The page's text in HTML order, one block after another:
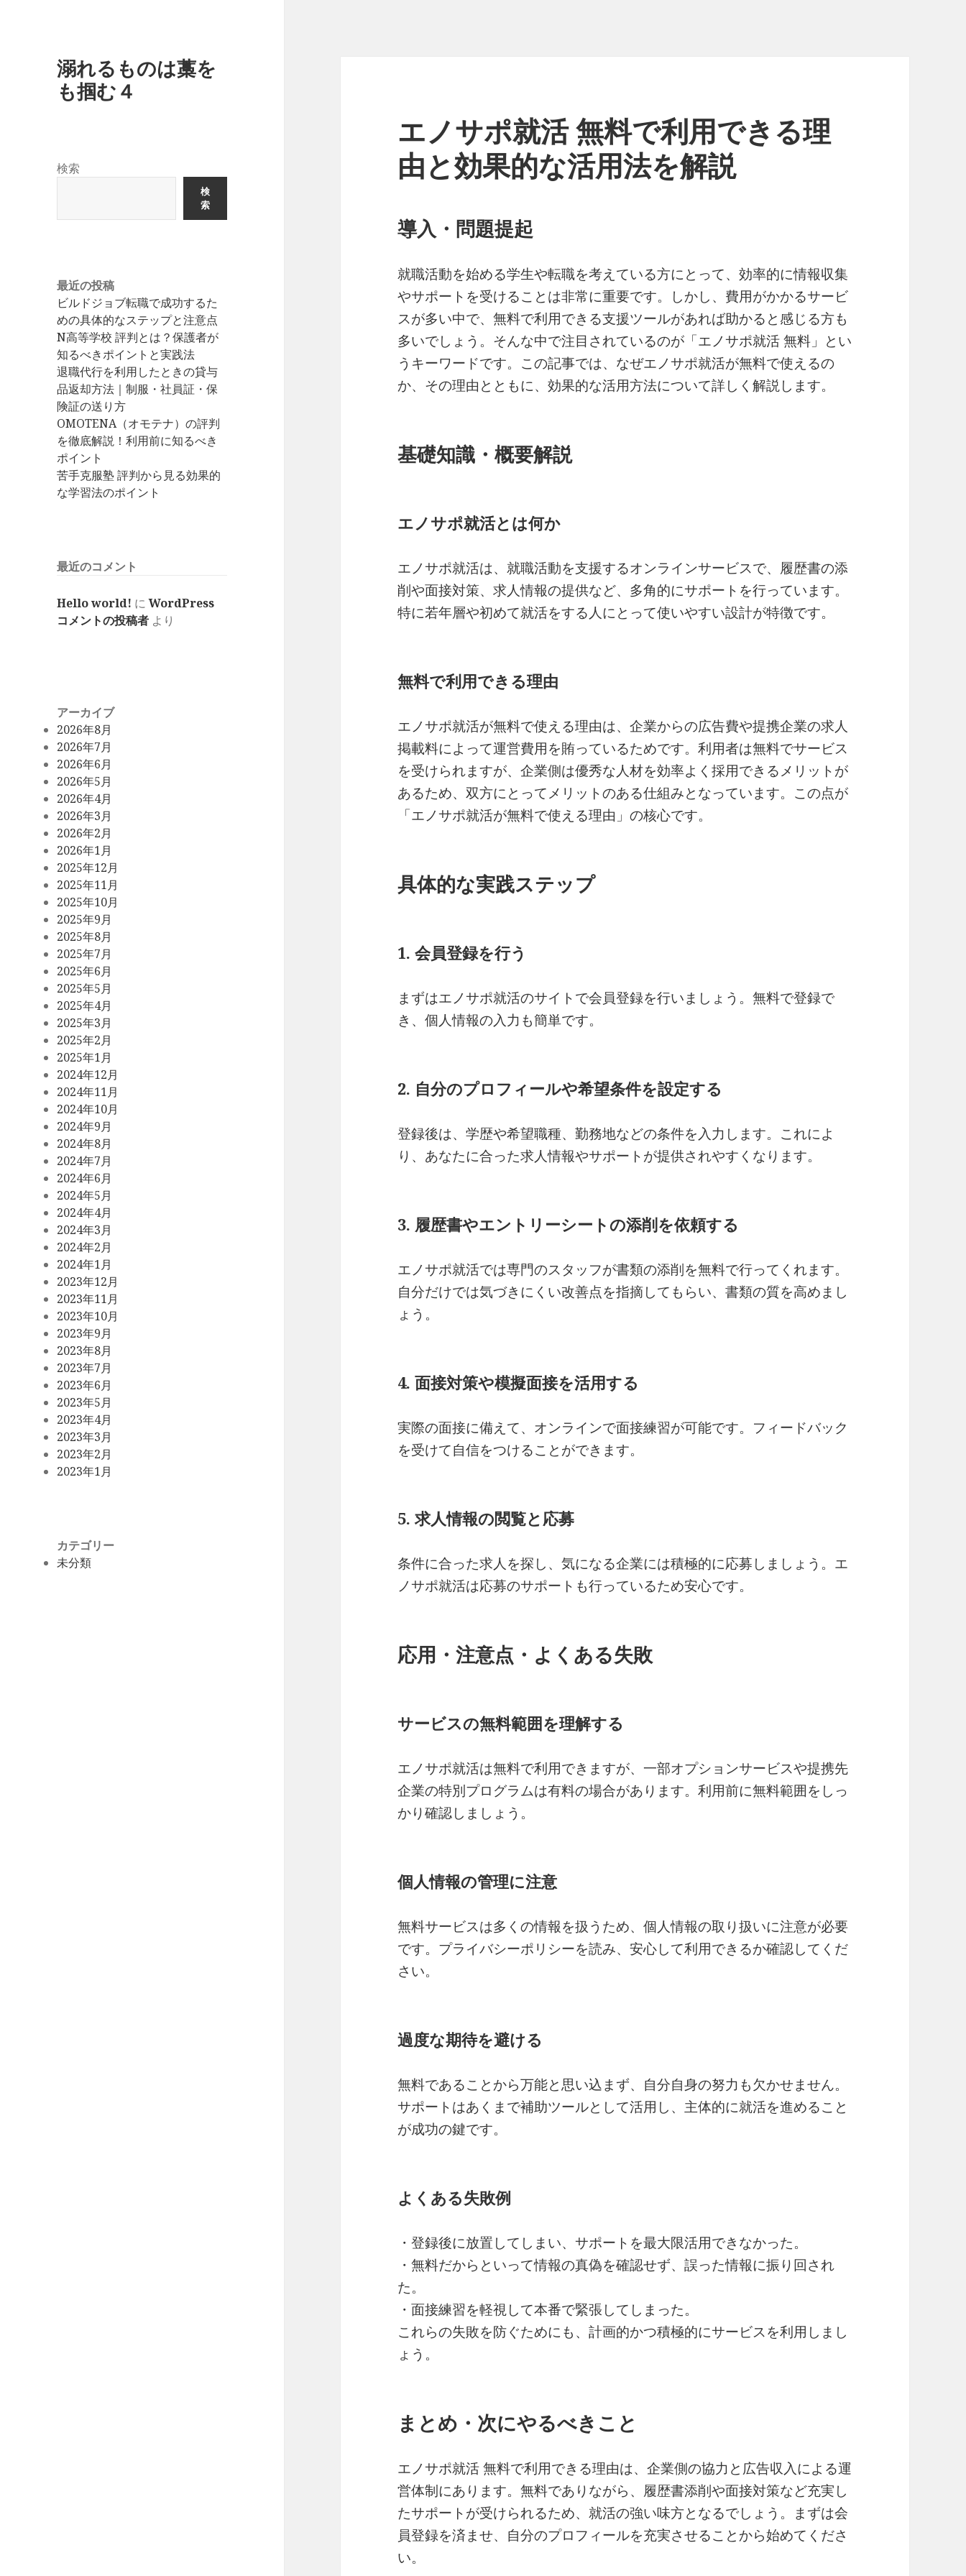
溺れるものは藁を
も掴む４
検索
検
索
最近の投稿
ビルドジョブ転職で成功するた
めの具体的なステップと注意点
N高等学校 評判とは？保護者が
知るべきポイントと実践法
退職代行を利用したときの貸与
品返却方法｜制服・社員証・保
険証の送り方
OMOTENA（オモテナ）の評判
を徹底解説！利用前に知るべき
ポイント
苦手克服塾 評判から見る効果的
な学習法のポイント
最近のコメント
Hello world! にWordPress
コメントの投稿者 より
アーカイブ
2026年8月
2026年7月
2026年6月
2026年5月
2026年4月
2026年3月
2026年2月
2026年1月
2025年12月
2025年11月
2025年10月
2025年9月
2025年8月
2025年7月
2025年6月
2025年5月
2025年4月
2025年3月
2025年2月
2025年1月
2024年12月
2024年11月
2024年10月
2024年9月
2024年8月
2024年7月
2024年6月
2024年5月
2024年4月
2024年3月
2024年2月
2024年1月
2023年12月
2023年11月
2023年10月
2023年9月
2023年8月
2023年7月
2023年6月
2023年5月
2023年4月
2023年3月
2023年2月
2023年1月
カテゴリー
未分類
エノサポ就活 無料で利用できる理
由と効果的な活用法を解説
導入・問題提起
就職活動を始める学生や転職を考えている方にとって、効率的に情報収集
やサポートを受けることは非常に重要です。しかし、費用がかかるサービ
スが多い中で、無料で利用できる支援ツールがあれば助かると感じる方も
多いでしょう。そんな中で注目されているのが「エノサポ就活 無料」とい
うキーワードです。この記事では、なぜエノサポ就活が無料で使えるの
か、その理由とともに、効果的な活用方法について詳しく解説します。
基礎知識・概要解説
エノサポ就活とは何か
エノサポ就活は、就職活動を支援するオンラインサービスで、履歴書の添
削や面接対策、求人情報の提供など、多角的にサポートを行っています。
特に若年層や初めて就活をする人にとって使いやすい設計が特徴です。
無料で利用できる理由
エノサポ就活が無料で使える理由は、企業からの広告費や提携企業の求人
掲載料によって運営費用を賄っているためです。利用者は無料でサービス
を受けられますが、企業側は優秀な人材を効率よく採用できるメリットが
あるため、双方にとってメリットのある仕組みとなっています。この点が
「エノサポ就活が無料で使える理由」の核心です。
具体的な実践ステップ
1. 会員登録を行う
まずはエノサポ就活のサイトで会員登録を行いましょう。無料で登録で
き、個人情報の入力も簡単です。
2. 自分のプロフィールや希望条件を設定する
登録後は、学歴や希望職種、勤務地などの条件を入力します。これによ
り、あなたに合った求人情報やサポートが提供されやすくなります。
3. 履歴書やエントリーシートの添削を依頼する
エノサポ就活では専門のスタッフが書類の添削を無料で行ってくれます。
自分だけでは気づきにくい改善点を指摘してもらい、書類の質を高めまし
ょう。
4. 面接対策や模擬面接を活用する
実際の面接に備えて、オンラインで面接練習が可能です。フィードバック
を受けて自信をつけることができます。
5. 求人情報の閲覧と応募
条件に合った求人を探し、気になる企業には積極的に応募しましょう。エ
ノサポ就活は応募のサポートも行っているため安心です。
応用・注意点・よくある失敗
サービスの無料範囲を理解する
エノサポ就活は無料で利用できますが、一部オプションサービスや提携先
企業の特別プログラムは有料の場合があります。利用前に無料範囲をしっ
かり確認しましょう。
個人情報の管理に注意
無料サービスは多くの情報を扱うため、個人情報の取り扱いに注意が必要
です。プライバシーポリシーを読み、安心して利用できるか確認してくだ
さい。
過度な期待を避ける
無料であることから万能と思い込まず、自分自身の努力も欠かせません。
サポートはあくまで補助ツールとして活用し、主体的に就活を進めること
が成功の鍵です。
よくある失敗例
・登録後に放置してしまい、サポートを最大限活用できなかった。
・無料だからといって情報の真偽を確認せず、誤った情報に振り回され
た。
・面接練習を軽視して本番で緊張してしまった。
これらの失敗を防ぐためにも、計画的かつ積極的にサービスを利用しまし
ょう。
まとめ・次にやるべきこと
エノサポ就活 無料で利用できる理由は、企業側の協力と広告収入による運
営体制にあります。無料でありながら、履歴書添削や面接対策など充実し
たサポートが受けられるため、就活の強い味方となるでしょう。まずは会
員登録を済ませ、自分のプロフィールを充実させることから始めてくださ
い。